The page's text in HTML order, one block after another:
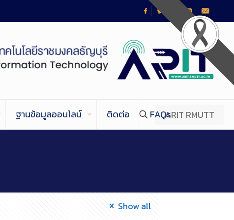
ฐานข้อมูลออนไลน์ ติดต่อ FAQsARIT RMUTT
Show all